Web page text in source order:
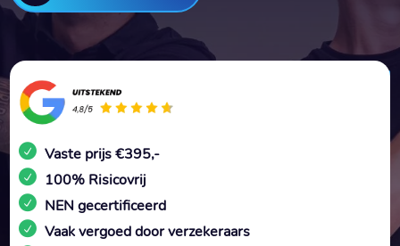
Vaste prijs €395,-
100% Risicovrij
NEN gecertificeerd
Vaak vergoed door verzekeraars